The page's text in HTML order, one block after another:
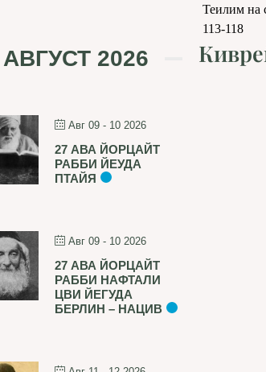
АВГУСТ 2026
Авг 09 - 10 2026
27 АВА ЙОРЦАЙТ
РАББИ ЙЕУДА
ПТАЙЯ
Авг 09 - 10 2026
27 АВА ЙОРЦАЙТ
РАББИ НАФТАЛИ
ЦВИ ЙЕГУДА
БЕРЛИН – НАЦИВ
Теилим на
113-118